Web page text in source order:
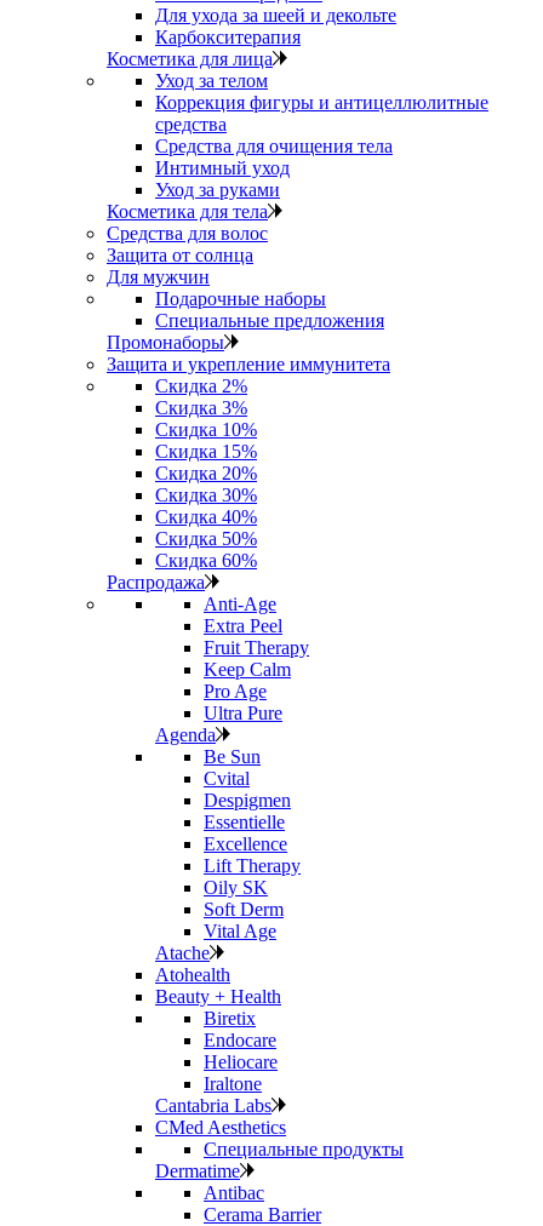
Для ухода за шеей и декольте
Карбокситерапия
Косметика для лица
Уход за телом
Коррекция фигуры и антицеллюлитные
средства
Средства для очищения тела
Интимный уход
Уход за руками
Косметика для тела
Средства для волос
Защита от солнца
Для мужчин
Подарочные наборы
Специальные предложения
Промонаборы
Защита и укрепление иммунитета
Скидка 2%
Скидка 3%
Скидка 10%
Скидка 15%
Скидка 20%
Скидка 30%
Скидка 40%
Скидка 50%
Скидка 60%
Распродажа
Anti‑Age
Extra Peel
Fruit Therapy
Keep Calm
Pro Age
Ultra Pure
Agenda
Be Sun
Cvital
Despigmen
Essentielle
Excellence
Lift Therapy
Oily SK
Soft Derm
Vital Age
Atache
Atohealth
Beauty + Health
Biretix
Endocare
Heliocare
Iraltone
Cantabria Labs
CMed Aesthetics
Специальные продукты
Dermatime
Antibac
Cerama Barrier